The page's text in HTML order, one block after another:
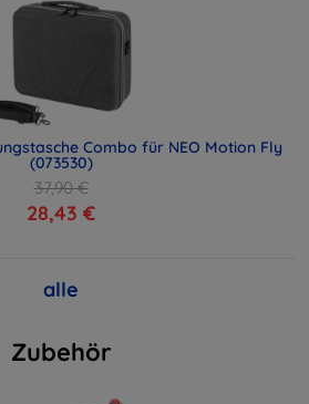
Combo für NEO Motion Fly
(073530)
37,90 €
28,43 €
alle
Zubehör